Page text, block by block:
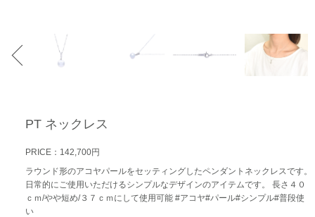
PT ネックレス
PRICE：142,700円
ラウンド形のアコヤパールをセッティングしたペンダントネックレスです。
日常的にご使用いただけるシンプルなデザインのアイテムです。 長さ４０
ｃｍ/やや短め/３７ｃｍにして使用可能 #アコヤ#パール#シンプル#普段使
い